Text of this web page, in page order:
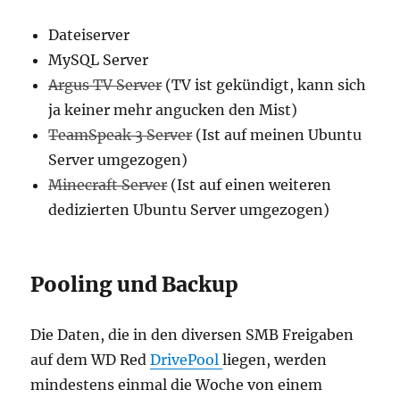
Dateiserver
MySQL Server
Argus TV Server(TV ist gekündigt, kann sich
ja keiner mehr angucken den Mist)
TeamSpeak 3 Server(Ist auf meinen Ubuntu
Server umgezogen)
Minecraft Server(Ist auf einen weiteren
dedizierten Ubuntu Server umgezogen)
Pooling und Backup
Die Daten, die in den diversen SMB Freigaben
auf dem WD RedDrivePoolliegen, werden
mindestens einmal die Woche von einem